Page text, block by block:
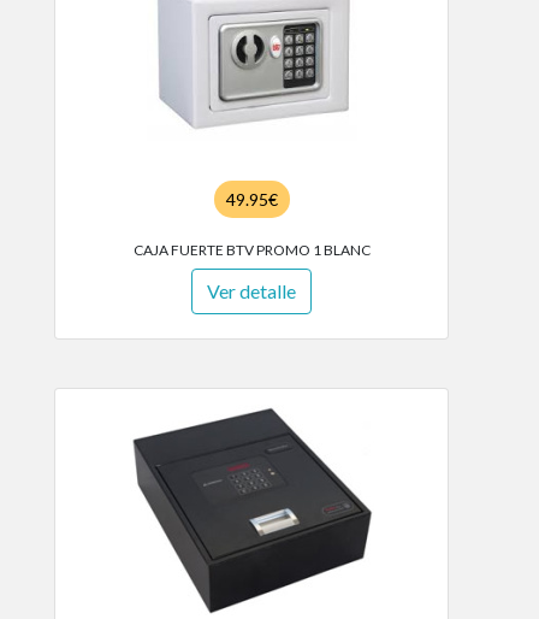
49.95€
CAJA FUERTE BTV PROMO 1 BLANC
Ver detalle